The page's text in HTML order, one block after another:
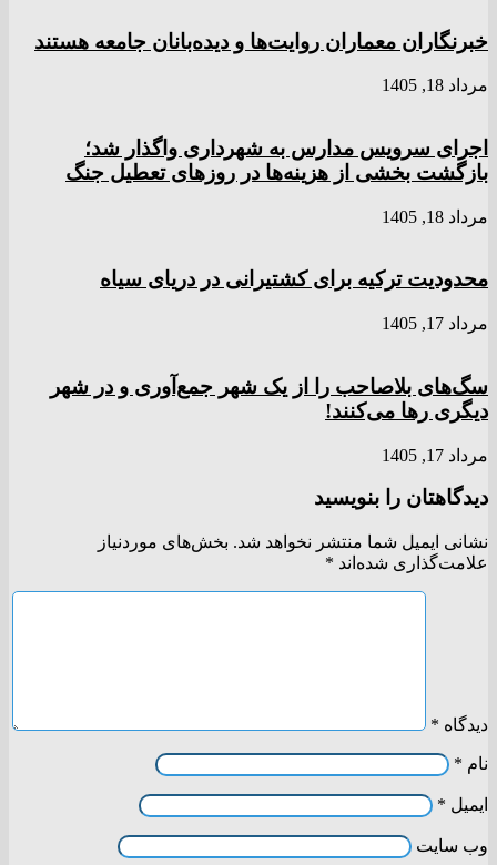
خبرنگاران معماران روایت‌ها و دیده‌بانان جامعه هستند
مرداد 18, 1405
اجرای سرویس مدارس به شهرداری واگذار شد؛
بازگشت بخشی از هزینه‌ها در روزهای تعطیل جنگ
مرداد 18, 1405
محدودیت ترکیه برای کشتیرانی در دریای سیاه
مرداد 17, 1405
سگ‌های بلاصاحب را از یک شهر جمع‌آوری و در شهر
دیگری رها می‌کنند!
مرداد 17, 1405
دیدگاهتان را بنویسید
نشانی ایمیل شما منتشر نخواهد شد. بخش‌های موردنیاز
علامت‌گذاری شده‌اند *
دیدگاه *
نام *
ایمیل *
وب‌ سایت